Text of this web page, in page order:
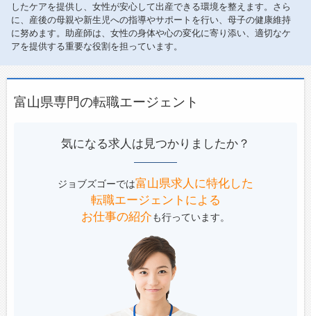
したケアを提供し、女性が安心して出産できる環境を整えます。さら
に、産後の母親や新生児への指導やサポートを行い、母子の健康維持
に努めます。助産師は、女性の身体や心の変化に寄り添い、適切なケ
アを提供する重要な役割を担っています。
富山県専門の転職エージェント
気になる求人は見つかりましたか？
ジョブズゴーでは富山県求人に特化した
転職エージェントによる
お仕事の紹介も行っています。